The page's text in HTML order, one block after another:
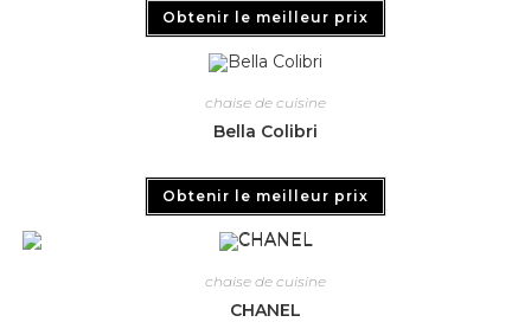
Obtenir le meilleur prix
chaise de cuisine
Bella Colibri
Obtenir le meilleur prix
chaise de cuisine
CHANEL